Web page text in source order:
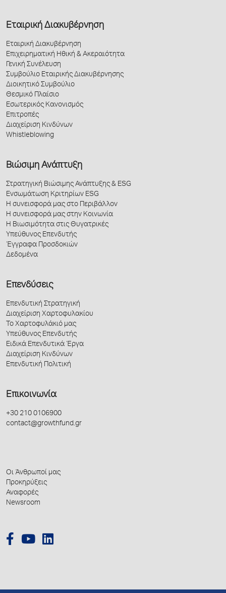
Εταιρική Διακυβέρνηση
Εταιρική Διακυβέρνηση
Επιχειρηματική Ηθική & Ακεραιότητα
Γενική Συνέλευση
Συμβούλιο Εταιρικής Διακυβέρνησης
Διοικητικό Συμβούλιο
Θεσμικό Πλαίσιο
Εσωτερικός Κανονισμός
Επιτροπές
Διαχείριση Κινδύνων
Whistleblowing
Βιώσιμη Ανάπτυξη
Στρατηγική Βιώσιμης Ανάπτυξης & ESG
Ενσωμάτωση Κριτηρίων ESG
Η συνεισφορά μας στο Περιβάλλον
Η συνεισφορά μας στην Κοινωνία
Η Βιωσιμότητα στις Θυγατρικές
Υπεύθυνος Επενδυτής
Έγγραφα Προσδοκιών
Δεδομένα
Επενδύσεις
Επενδυτική Στρατηγική
Διαχείριση Χαρτοφυλακίου
Το Χαρτοφυλάκιό μας
Υπεύθυνος Επενδυτής
Ειδικά Επενδυτικά Έργα
Διαχείριση Κινδύνων
Επενδυτική Πολιτική
Επικοινωνία
+30 210 0106900
contact@growthfund.gr
Οι Άνθρωποί μας
Προκηρύξεις
Αναφορές
Newsroom